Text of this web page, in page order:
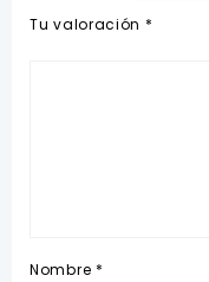
Tu valoración *
Nombre *